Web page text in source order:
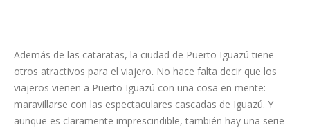
Además de las cataratas, la ciudad de Puerto Iguazú tiene
otros atractivos para el viajero. No hace falta decir que los
viajeros vienen a Puerto Iguazú con una cosa en mente:
maravillarse con las espectaculares cascadas de Iguazú. Y
aunque es claramente imprescindible, también hay una serie